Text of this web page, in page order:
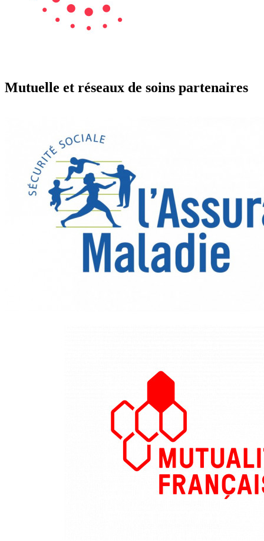
Mutuelle et réseaux de soins partenaires